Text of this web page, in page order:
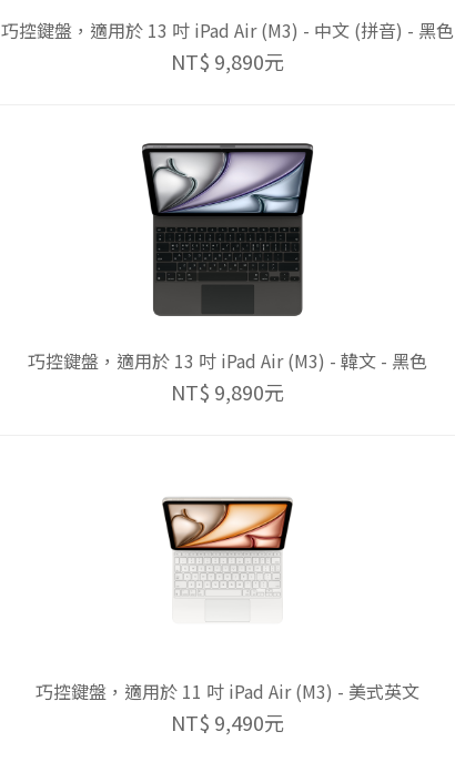
巧控鍵盤，適用於 13 吋 iPad Air (M3) - 中文 (拼音) - 黑色
NT$ 9,890元
巧控鍵盤，適用於 13 吋 iPad Air (M3) - 韓文 - 黑色
NT$ 9,890元
巧控鍵盤，適用於 11 吋 iPad Air (M3) - 美式英文
NT$ 9,490元